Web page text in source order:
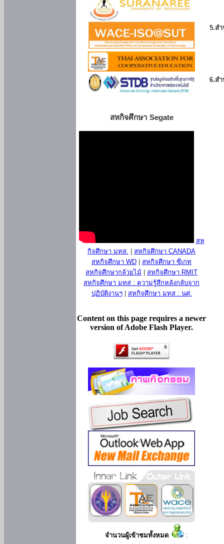
สหกิจศึกษา Segate
สห
กิจศึกษา มทส.
สหกิจศึกษา CANADA
สหกิจศึกษา WD
สหกิจศึกษา ซีเกท
สหกิจศึกษากล้วยไม้
สหกิจศึกษา RMIT
สหกิจศึกษา มทส : ความรู้สึกหลังกลับจาก
ปฏิบัติงานฯ| สหกิจศึกษา มทส : นศ.
Content on this page requires a newer
version of Adobe Flash Player.
จำนวนผู้เข้าชมทั้งหมด :
5.ส
6.ส